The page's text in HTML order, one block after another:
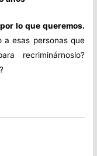
lo que queremos.
a esas personas que
recriminárnoslo?